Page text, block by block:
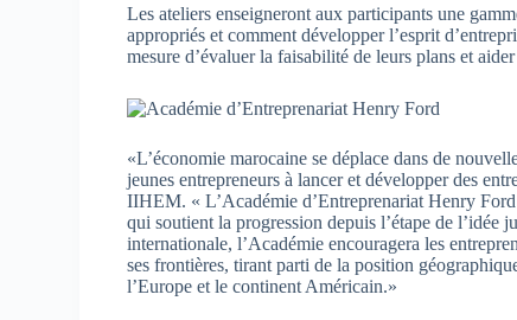
Les ateliers enseigneront aux participants une
appropriés et comment développer l’esprit
mesure d’évaluer la faisabilité de leurs plans et
«L’économie marocaine se déplace dans de
jeunes entrepreneurs à lancer et développer des
IIHEM. « L’Académie d’Entreprenariat Henry Ford
qui soutient la progression depuis l’étape de l’idée
internationale, l’Académie encouragera les
ses frontières, tirant parti de la position
l’Europe et le continent Américain.»